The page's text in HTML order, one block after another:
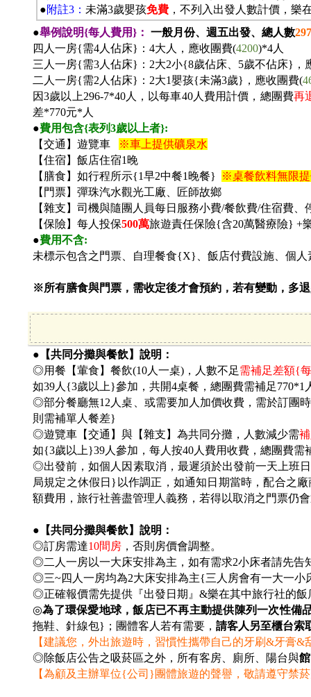
●附註3： 未滿3歲嬰孩免費 ，不列入出發人數計價，樂
●舉例說明{每人費用}： 一般月份、週五出發、總人數297
四人一房{需4人佔床}：4大人，應收團費(4200)*4人
三人一房{需3人佔床}：2大2小{8歲佔床、5歲不佔床}，
二人一房{需2人佔床}：2大1嬰孩{未滿3歲}，應收團費(
因3歲以上296-7*40人，以每車40人費用計價，總團費再
差*770元*人
●費用包含{表列3歲以上者}:
【交通】遊覽車
※車上提供礦泉水
【住宿】飯店住宿1晚
【膳食】如行程所示{1早2中餐1晚餐}
※桌餐飲料無限
【門票】彈珠汽水觀光工廠、匠師故鄉
【雜支】司機與隨團人員每日服務小費/餐飲費/住宿費、
【保險】每人投保500萬旅遊責任保險{含20萬醫療險} +
●費用不含:
未標示包含之門票、自理餐食{X}、飯店付費設施、個
※所有膳食與門票，需收定後才會預約，若有變動，多
●【共同分攤與餐飲】說明：
◎用餐【葷食】餐飲(10人一桌)，人數不足需補足差額{
如39人{3歲以上}參加，共開4桌餐，總團費需補足
◎部分餐廳無12人桌、或需要加人加價收費，需於訂團
則需補單人餐差}
◎遊覽車【交通】與【雜支】為共同分攤，人數減少需
如{3歲以上}39人參加，每人按40人費用收費，總團費
◎出發前，如個人因素取消，最遲須於出發前一天上班
局規定之休假日}以作調正，如通知日期當時，配合之
額費用，旅行社善盡管理人義務，若得以取消之門票仍
●【共同分攤與餐飲】說明：
◎訂房需達10間房 ，否則房價會調整。
◎二人一房以一大床安排為主，如有需求2小床者請先告
◎三~四人一房均為2大床安排為主{三人房會有一大一
◎正確報價需先提供『出發日期』&樂在其中旅行社的飯
◎為了環保愛地球，飯店已不再主動提供陳列一次性備
拖鞋、針線包}；團體客人若有需要， 請客人另至櫃台索
【建議您，外出旅遊時，習慣性攜帶自己的牙刷&牙膏&
◎除飯店公告之吸菸區之外，所有客房、廁所、陽台與
【為顧及主辦單位{公司}團體旅遊的聲譽，敬請遵守禁